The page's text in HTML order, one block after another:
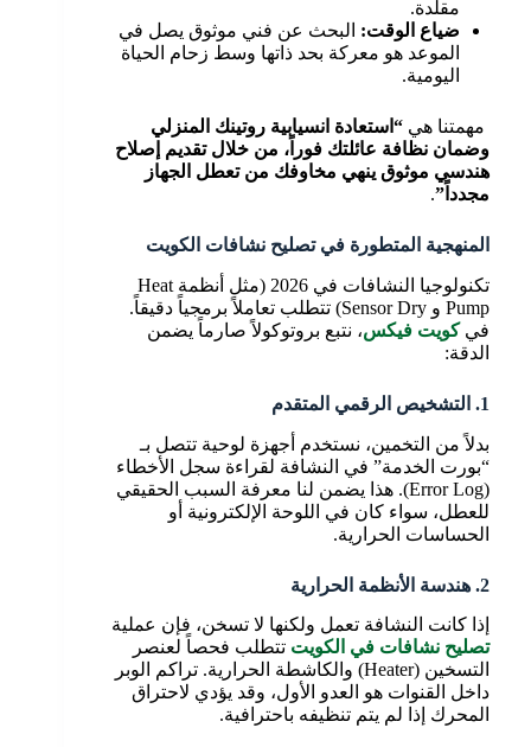
مقلدة.
ضياع الوقت: البحث عن فني موثوق يصل في
الموعد هو معركة بحد ذاتها وسط زحام الحياة
اليومية.
مهمتنا هي “استعادة انسيابية روتينك المنزلي
وضمان نظافة عائلتك فوراً، من خلال تقديم إصلاح
هندسي موثوق ينهي مخاوفك من تعطل الجهاز
مجدداً”.
المنهجية المتطورة في تصليح نشافات الكويت
تكنولوجيا النشافات في 2026 (مثل أنظمة Heat
Pump و Sensor Dry) تتطلب تعاملاً برمجياً دقيقاً.
في كويت فيكس، نتبع بروتوكولاً صارماً يضمن
الدقة:
1. التشخيص الرقمي المتقدم
بدلاً من التخمين، نستخدم أجهزة لوحية تتصل بـ
“بورت الخدمة” في النشافة لقراءة سجل الأخطاء
(Error Log). هذا يضمن لنا معرفة السبب الحقيقي
للعطل، سواء كان في اللوحة الإلكترونية أو
الحساسات الحرارية.
2. هندسة الأنظمة الحرارية
إذا كانت النشافة تعمل ولكنها لا تسخن، فإن عملية
تصليح نشافات في الكويت تتطلب فحصاً لعنصر
التسخين (Heater) والكاشطة الحرارية. تراكم الوبر
داخل القنوات هو العدو الأول، وقد يؤدي لاحتراق
المحرك إذا لم يتم تنظيفه باحترافية.